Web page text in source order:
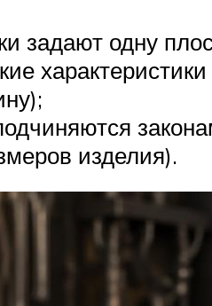
задают одну
изделия).